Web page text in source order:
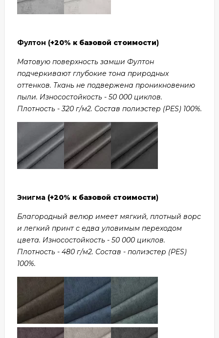
Фултон (+20% к базовой стоимости)
Матовую поверхность замши Фултон
подчеркивают глубокие тона природных
оттенков. Ткань не подвержена проникновению
пыли. Износостойкость - 50 000 циклов.
Плотность - 320 г/м2. Состав полиэстер (PES) 100%.
Энигма (+20% к базовой стоимости)
Благородный велюр имеет мягкий, плотный ворс
и легкий принт с едва уловимым переходом
цвета. Износостойкость - 50 000 циклов.
Плотность - 480 г/м2. Состав - полиэстер (PES)
100%.